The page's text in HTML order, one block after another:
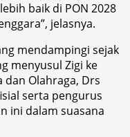
baik di PON 2028
jelasnya.
mendampingi sejak
menyusul Zigi ke
dan Olahraga, Drs
serta pengurus
ini dalam suasana